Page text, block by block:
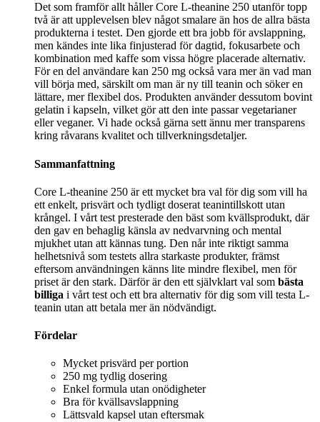
Det som framför allt håller Core L-theanine 250 utanför topp
två är att upplevelsen blev något smalare än hos de allra bästa
produkterna i testet. Den gjorde ett bra jobb för avslappning,
men kändes inte lika finjusterad för dagtid, fokusarbete och
kombination med kaffe som vissa högre placerade alternativ.
För en del användare kan 250 mg också vara mer än vad man
vill börja med, särskilt om man är ny till teanin och söker en
lättare, mer flexibel dos. Produkten använder dessutom bovint
gelatin i kapseln, vilket gör att den inte passar vegetarianer
eller veganer. Vi hade också gärna sett ännu mer transparens
kring råvarans kvalitet och tillverkningsdetaljer.
Sammanfattning
Core L-theanine 250 är ett mycket bra val för dig som vill ha
ett enkelt, prisvärt och tydligt doserat teanintillskott utan
krångel. I vårt test presterade den bäst som kvällsprodukt, där
den gav en behaglig känsla av nedvarvning och mental
mjukhet utan att kännas tung. Den når inte riktigt samma
helhetsnivå som testets allra starkaste produkter, främst
eftersom användningen känns lite mindre flexibel, men för
priset är den stark. Därför är den ett självklart val som bästa
billiga i vårt test och ett bra alternativ för dig som vill testa L-
teanin utan att betala mer än nödvändigt.
Fördelar
Mycket prisvärd per portion
250 mg tydlig dosering
Enkel formula utan onödigheter
Bra för kvällsavslappning
Lättsvald kapsel utan eftersmak